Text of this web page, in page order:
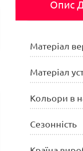
Опис
Матеріал
Матеріал
Кольори в
Сезонність